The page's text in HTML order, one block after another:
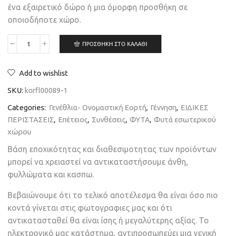
ένα εξαιρετικό δώρο ή μια όμορφη προσθήκη σε
οποιοδήποτε χώρο.
ΠΡΟΣΘΉΚΗ ΣΤΟ ΚΑΛΆΘΙ
Add to wishlist
SKU: korfl00089-1
Categories: Γενέθλια- Ονομαστική Εορτή, Γέννηση, ΕΙΔΙΚΕΣ
ΠΕΡΙΣΤΑΣΕΙΣ, Επέτειος, Συνθέσεις, ΦΥΤΑ, Φυτά εσωτερικού
χώρου
Βάση εποχικότητας και διαθεσιμοτητας των προϊόντων
μπορεί να χρειαστεί να αντικαταστήσουμε άνθη,
φυλλώματα και κασπω.
Βεβαιώνουμε ότι το τελικό αποτέλεσμα θα είναι όσο πιο
κοντά γίνεται στις φωτογραφιες μας και ότι
αντικατασταθεί θα είναι ίσης ή μεγαλύτερης αξίας. Το
ηλεκτρονικό μας κατάστημα, αντιπροσωπεύει μια γενική